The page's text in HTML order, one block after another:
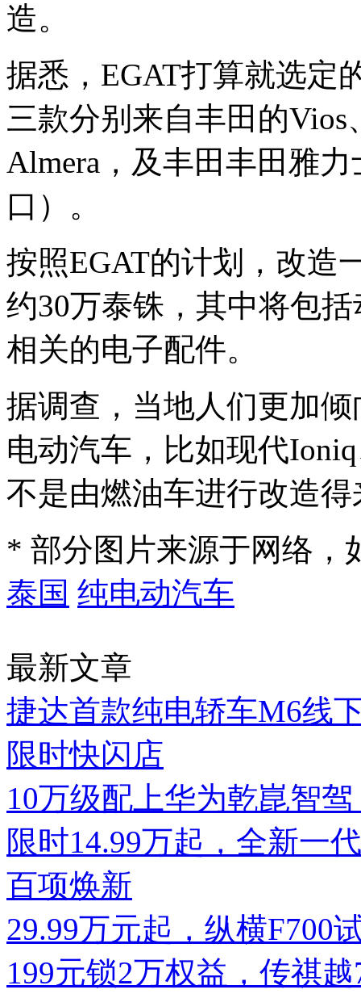
造。
据悉，EGAT打算就选定
三款分别来自丰田的Vios
Almera，及丰田丰田雅
口）。
按照EGAT的计划，改造
约30万泰铢，其中将包
相关的电子配件。
据调查，当地人们更加
电动汽车，比如现代
不是由燃油车进行改造得
* 部分图片来源于网络，
泰国 纯电动汽车
最新文章
捷达首款纯电轿车M6线
限时快闪店
10万级配上华为乾崑智
限时14.99万起，全新一
百项焕新
29.99万元起，纵横F700
199元锁2万权益，传祺